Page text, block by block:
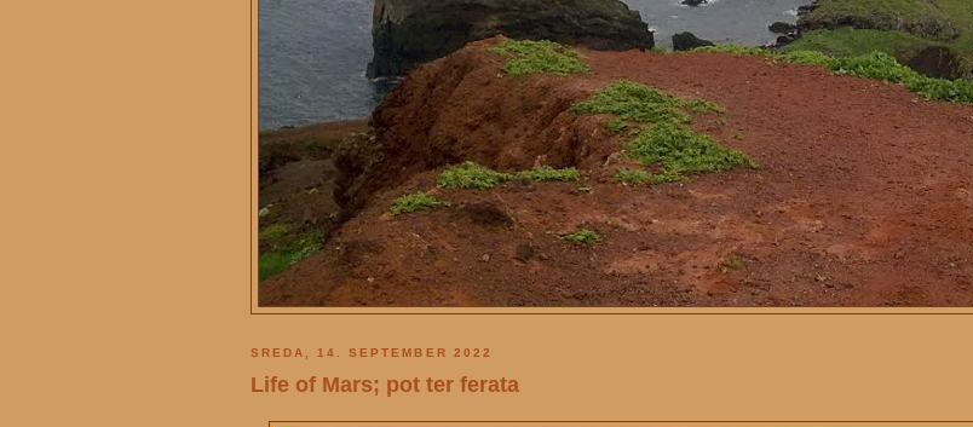
SREDA, 14. SEPTEMBER 2022
Life of Mars; pot ter ferata